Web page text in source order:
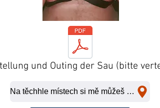
und Outing der Sau (bitte
Na těchhle místech si mě můžeš ošukat na rychlo.